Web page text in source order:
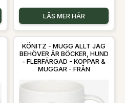
LÄS MER HÄR
KÖNITZ - MUGG ALLT JAG
BEHÖVER ÄR BÖCKER, HUND
- FLERFÄRGAD - KOPPAR &
MUGGAR - FRÅN